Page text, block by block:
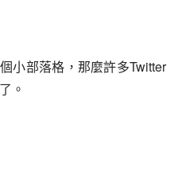
小部落格，那麼許多Twitter
。